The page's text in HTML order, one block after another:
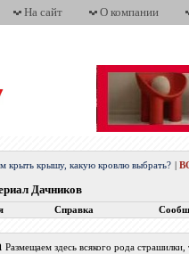
На сайт О компании
крыть крышу, какую кровлю выбрать?
Дачников
Справка
Размещаем здесь всякого рода